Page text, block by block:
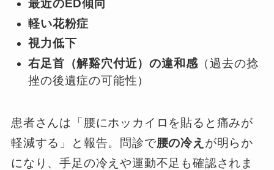
最近のED傾向
軽い花粉症
視力低下
右足首（解谿穴付近）の違和感 （過去の捻
挫の後遺症の可能性）
患者さんは「腰にホッカイロを貼ると痛みが
軽減する」と報告。問診で腰の冷え が明らか
になり、手足の冷えや運動不足も確認されま